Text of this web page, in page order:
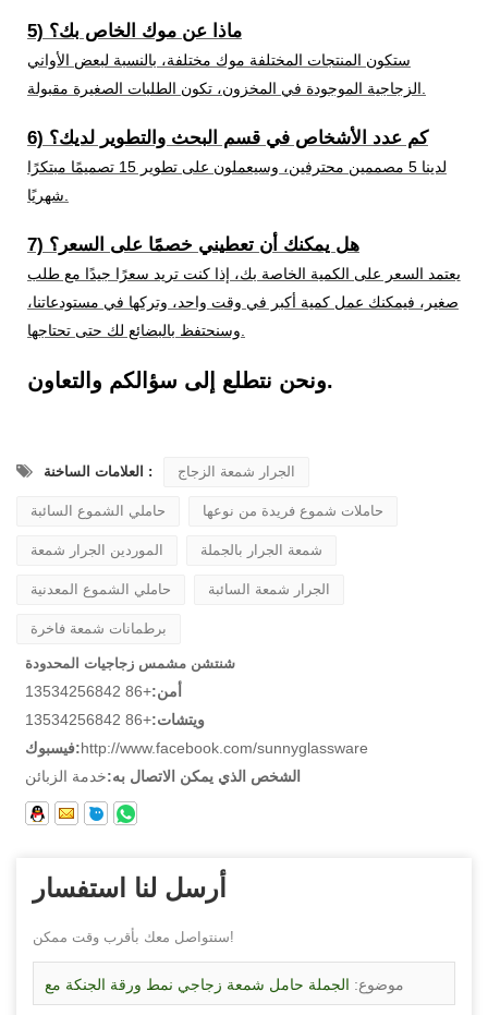
5) ماذا عن موك الخاص بك؟
ستكون المنتجات المختلفة موك مختلفة، بالنسبة لبعض الأواني
الزجاجية الموجودة في المخزون، تكون الطلبات الصغيرة مقبولة.
6) كم عدد الأشخاص في قسم البحث والتطوير لديك؟
لدينا 5 مصممين محترفين، وسيعملون على تطوير 15 تصميمًا مبتكرًا
شهريًا.
7) هل يمكنك أن تعطيني خصمًا على السعر؟
يعتمد السعر على الكمية الخاصة بك، إذا كنت تريد سعرًا جيدًا مع طلب
صغير، فيمكنك عمل كمية أكبر في وقت واحد، وتركها في مستودعاتنا،
وسنحتفظ بالبضائع لك حتى تحتاجها.
ونحن نتطلع إلى سؤالكم والتعاون.
العلامات الساخنة : الجرار شمعة الزجاج
حاملي الشموع السائبة حاملات شموع فريدة من نوعها
الموردين الجرار شمعة شمعة الجرار بالجملة
حاملي الشموع المعدنية الجرار شمعة السائبة
برطمانات شمعة فاخرة
شنتشن مشمس زجاجيات المحدودة
أمن:+86 13534256842
ويتشات:+86 13534256842
فيسبوك:http://www.facebook.com/sunnyglassware
الشخص الذي يمكن الاتصال به:خدمة الزبائن
أرسل لنا استفسار
سنتواصل معك بأقرب وقت ممكن!
موضوع: الجملة حامل شمعة زجاجي نمط ورقة الجنكة مع